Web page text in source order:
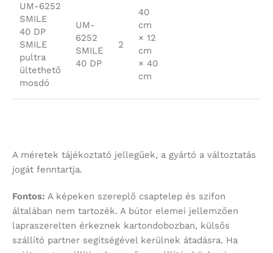
UM-6252
SMILE
40 DP
SMILE
pultra
ültethető
mosdó
UM-
6252
SMILE
40 DP
2
40
cm
× 12
cm
× 40
cm
A méretek tájékoztató jellegűek, a gyártó a változtatás
jogát fenntartja.
Fontos: A képeken szereplő csaptelep és szifon
általában nem tartozék. A bútor elemei jellemzően
lapraszerelten érkeznek kartondobozban, külsős
szállító partner segítségével kerülnek átadásra. Ha